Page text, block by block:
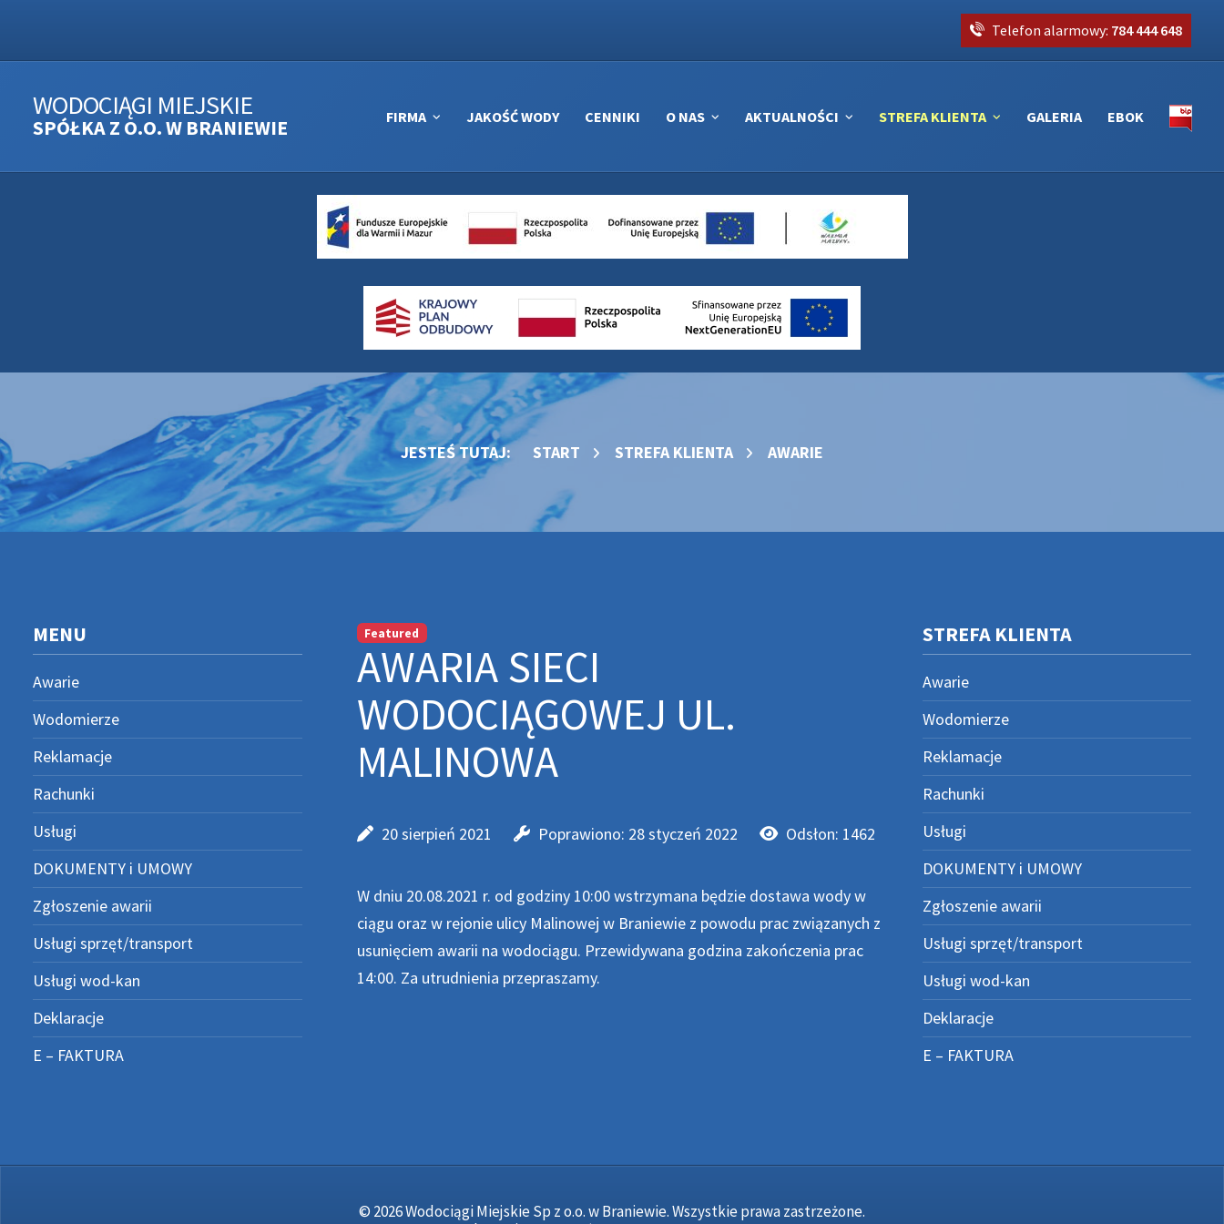
Telefon alarmowy: 784 444 648
WODOCIĄGI MIEJSKIE
SPÓŁKA Z O.O. W BRANIEWIE FIRMA JAKOŚĆ WODY CENNIKI O NAS AKTUALNOŚCI STREFA KLIENTA GALERIA EBOK
JESTEŚ TUTAJ: START STREFA KLIENTA AWARIE
MENU
Awarie
Wodomierze
Reklamacje
Rachunki
Usługi
DOKUMENTY i UMOWY
Zgłoszenie awarii
Usługi sprzęt/transport
Usługi wod-kan
Deklaracje
E – FAKTURA
Featured
AWARIA SIECI
WODOCIĄGOWEJ UL.
MALINOWA
20 sierpień 2021 Poprawiono: 28 styczeń 2022 Odsłon: 1462
W dniu 20.08.2021 r. od godziny 10:00 wstrzymana będzie dostawa wody w
ciągu oraz w rejonie ulicy Malinowej w Braniewie z powodu prac związanych z
usunięciem awarii na wodociągu. Przewidywana godzina zakończenia prac
14:00. Za utrudnienia przepraszamy.
STREFA KLIENTA
Awarie
Wodomierze
Reklamacje
Rachunki
Usługi
DOKUMENTY i UMOWY
Zgłoszenie awarii
Usługi sprzęt/transport
Usługi wod-kan
Deklaracje
E – FAKTURA
© 2026 Wodociągi Miejskie Sp z o.o. w Braniewie. Wszystkie prawa zastrzeżone.